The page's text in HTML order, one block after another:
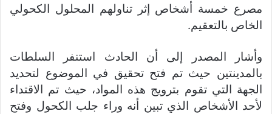
مصرع خمسة أشخاص إثر تناولهم المحلول الكحولي
الخاص بالتعقيم.
وأشار المصدر إلى أن الحادث استنفر السلطات
بالمدينتين حيث تم فتح تحقيق في الموضوع لتحديد
الجهة التي تقوم بترويج هذه المواد، حيث تم الاقتداء
لأحد الأشخاص الذي تبين أنه وراء جلب الكحول وفتح